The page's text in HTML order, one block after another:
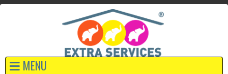
MENU